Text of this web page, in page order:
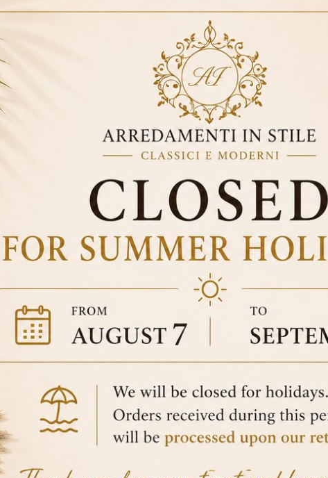
Wall Coat Rack Baroque Coat Stand Silver Ivory Faux Leather Swarovski 1135
WALL COAT
LEATHER
100%